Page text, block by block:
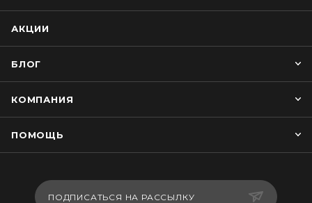
АКЦИИ
БЛОГ
КОМПАНИЯ
ПОМОЩЬ
ПОДПИСАТЬСЯ НА РАССЫЛКУ